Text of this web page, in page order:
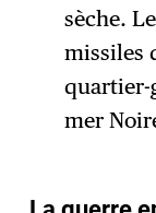
sèche.
missiles
quartier-
mer